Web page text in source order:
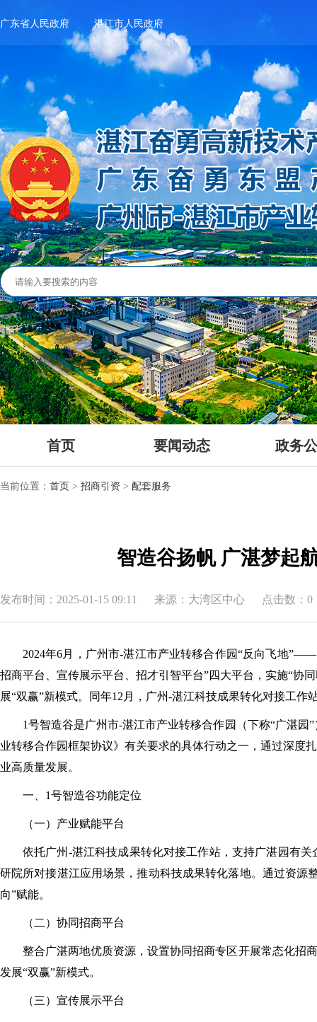
广东省人民政府 湛江市人民政府
首页 要闻动态 政务
当前位置： 首页 > 招商引资 > 配套服务
智造谷扬帆 广湛梦起
发布时间：2025-01-15 09:11 来源：大湾区中心 点击数：0
2024年6月，广州市-湛江市产业转移合作园“反向飞地
招商平台、宣传展示平台、招才引智平台”四大平台，实施“协
展“双赢”新模式。同年12月，广州-湛江科技成果转化对接工作
1号智造谷是广州市-湛江市产业转移合作园（下称“广湛
业转移合作园框架协议》有关要求的具体行动之一，通过深度
业高质量发展。
一、1号智造谷功能定位
（一）产业赋能平台
依托广州-湛江科技成果转化对接工作站，支持广湛园有
研院所对接湛江应用场景，推动科技成果转化落地。通过资源
向”赋能。
（二）协同招商平台
整合广湛两地优质资源，设置协同招商专区开展常态化招
发展“双赢”新模式。
（三）宣传展示平台